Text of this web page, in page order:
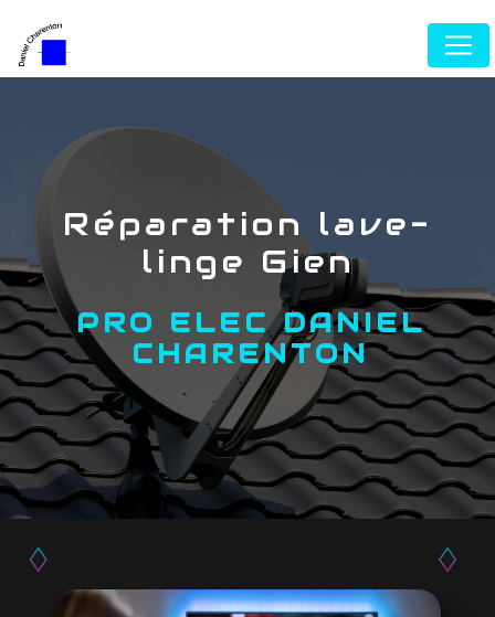
réparation lave-
linge Gien
PRO ELEC DANIEL
CHARENTON